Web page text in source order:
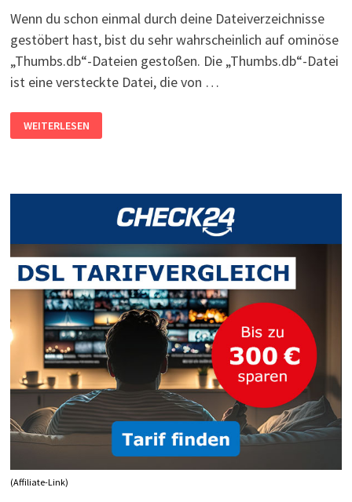
Wenn du schon einmal durch deine Dateiverzeichnisse
gestöbert hast, bist du sehr wahrscheinlich auf ominöse
„Thumbs.db“-Dateien gestoßen. Die „Thumbs.db“-Datei
ist eine versteckte Datei, die von …
DB
LÄSST
SO
WEITERLESEN
(Affiliate-Link)